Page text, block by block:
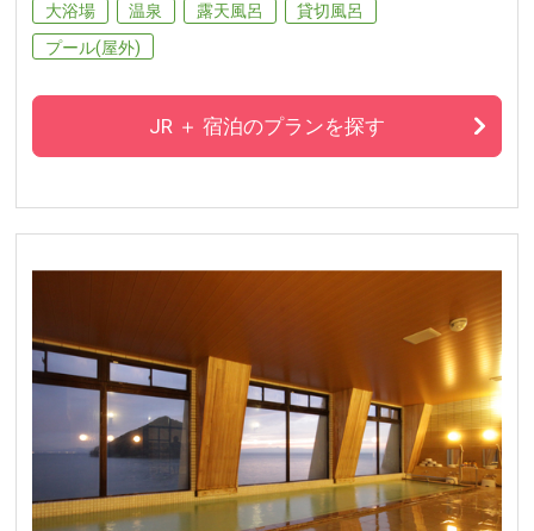
大浴場 温泉 露天風呂
貸切風呂
プール(屋外)
JR ＋ 宿泊のプランを探す